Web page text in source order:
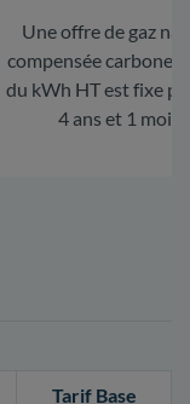
Une offre de gaz
compensée carbone.
du kWh HT est fixe
4 ans et 1 mois.
Tarif Base